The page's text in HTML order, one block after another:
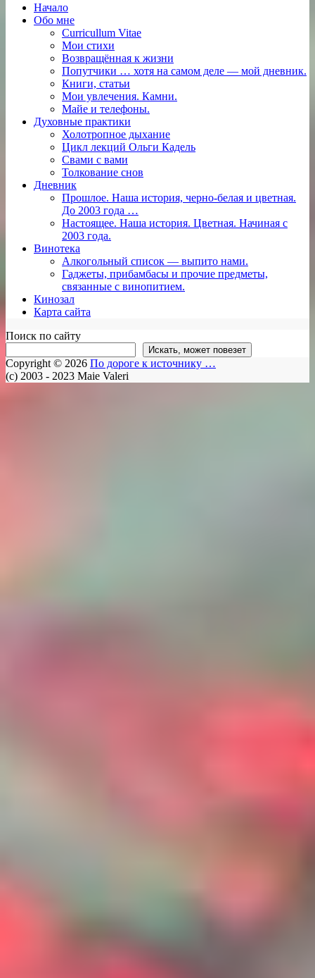
Начало
Обо мне
Curricullum Vitae
Мои стихи
Возвращённая к жизни
Попутчики … хотя на самом деле — мой дневник.
Книги, статьи
Мои увлечения. Камни.
Майе и телефоны.
Духовные практики
Холотропное дыхание
Цикл лекций Ольги Кадель
Свами с вами
Толкование снов
Дневник
Прошлое. Наша история, черно-белая и цветная.
До 2003 года …
Настоящее. Наша история. Цветная. Начиная с
2003 года.
Винотека
Алкогольный список — выпито нами.
Гаджеты, прибамбасы и прочие предметы,
связанные с винопитием.
Кинозал
Карта сайта
Поиск по сайту
Искать, может повезет
Copyright © 2026 По дороге к источнику …
(c) 2003 - 2023 Maie Valeri